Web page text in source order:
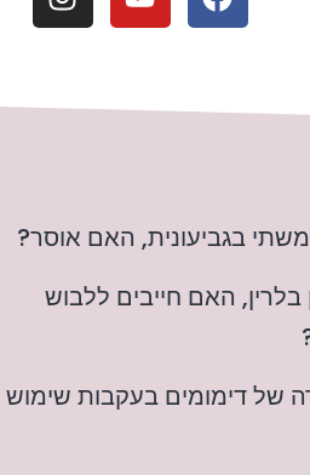
בגביעונית, האם אוסר?
האם חייבים ללבוש
של דימומים בעקבות שימוש